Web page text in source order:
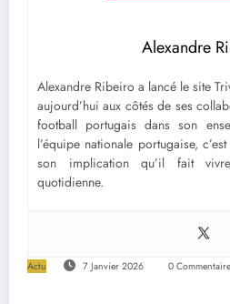
Alexandre
Alexandre Ribeiro a lancé le site
aujourd’hui aux côtés de ses
football portugais dans son
l’équipe nationale portugaise,
son implication qu’il fait
quotidienne.
Actu 7 Janvier 2026 0